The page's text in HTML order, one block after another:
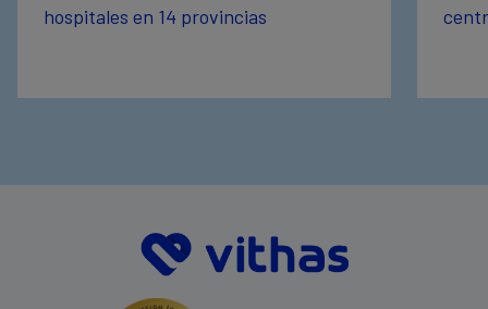
hospitales en 14 provincias